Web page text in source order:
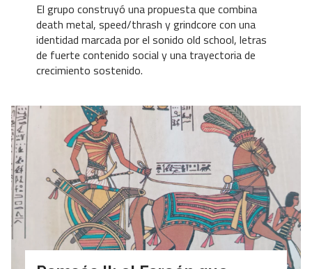
El grupo construyó una propuesta que combina
death metal, speed/thrash y grindcore con una
identidad marcada por el sonido old school, letras
de fuerte contenido social y una trayectoria de
crecimiento sostenido.